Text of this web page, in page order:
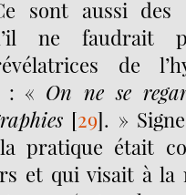
sont aussi des
ne faudrait
de
: « On ne se
[29]. »
pratique était
et qui visait à